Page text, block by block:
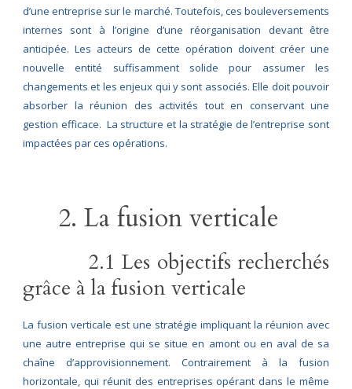
d’une entreprise sur le marché. Toutefois, ces bouleversements
internes sont à l’origine d’une réorganisation devant être
anticipée. Les acteurs de cette opération doivent créer une
nouvelle entité suffisamment solide pour assumer les
changements et les enjeux qui y sont associés. Elle doit pouvoir
absorber la réunion des activités tout en conservant une
gestion efficace. La structure et la stratégie de l’entreprise sont
impactées par ces opérations.
2. La fusion verticale
2.1 Les objectifs recherchés
grâce à la fusion verticale
La fusion verticale est une stratégie impliquant la réunion avec
une autre entreprise qui se situe en amont ou en aval de sa
chaîne d’approvisionnement. Contrairement à la fusion
horizontale, qui réunit des entreprises opérant dans le même